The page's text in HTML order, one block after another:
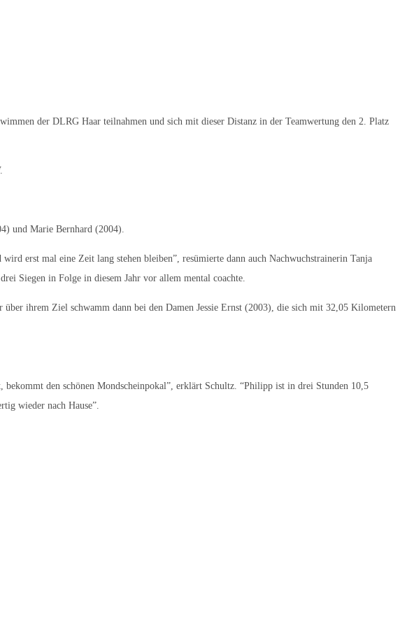
der DLRG Haar teilnahmen und sich mit dieser Distanz in der Teamwertung den 2. Platz
und Marie Bernhard (2004).
erst mal eine Zeit lang stehen bleiben”, resümierte dann auch Nachwuchstrainerin Tanja
Siegen in Folge in diesem Jahr vor allem mental coachte.
ihrem Ziel schwamm dann bei den Damen Jessie Ernst (2003), die sich mit 32,05 Kilometern
den schönen Mondscheinpokal”, erklärt Schultz. “Philipp ist in drei Stunden 10,5
wieder nach Hause”.